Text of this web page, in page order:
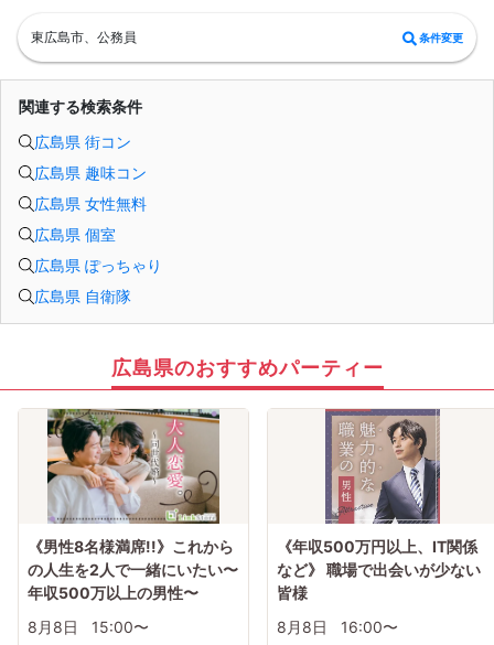
東広島市、公務員 条件変更
関連する検索条件
広島県 街コン
広島県 趣味コン
広島県 女性無料
広島県 個室
広島県 ぽっちゃり
広島県 自衛隊
広島県のおすすめパーティー
《男性8名様満席!!》これから
の人生を2人で一緒にいたい〜
年収500万以上の男性〜
8月8日
15:00〜
《年収500万円以上、IT関係
など》 職場で出会いが少ない
皆様
8月8日
16:00〜